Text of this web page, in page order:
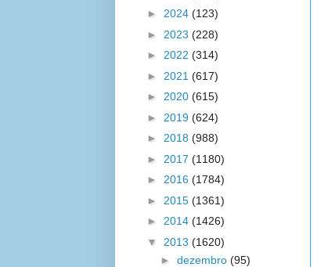
► 2024 (123)
► 2023 (228)
► 2022 (314)
► 2021 (617)
► 2020 (615)
► 2019 (624)
► 2018 (988)
► 2017 (1180)
► 2016 (1784)
► 2015 (1361)
► 2014 (1426)
▼ 2013 (1620)
► dezembro (95)